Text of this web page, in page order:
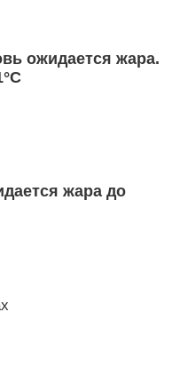
ожидается жара.
жара до